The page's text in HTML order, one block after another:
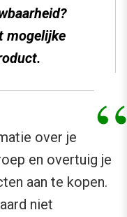
mogelijke
over je
en overtuig je
aan te kopen.
niet